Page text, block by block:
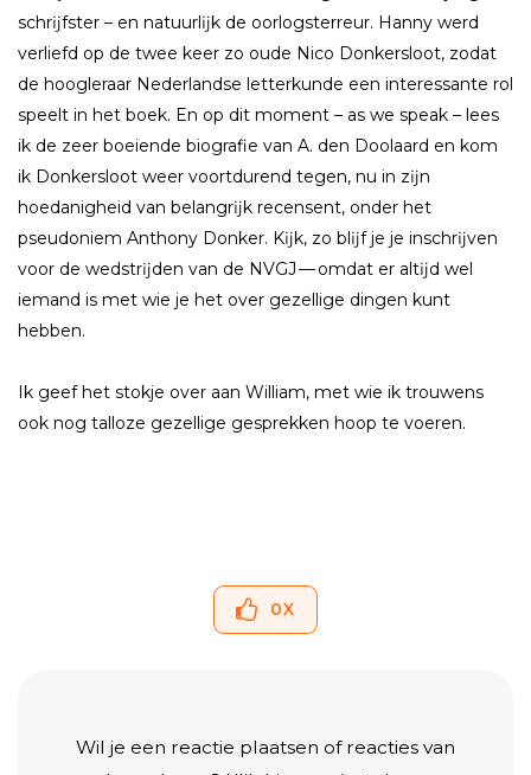
schrĳfster – en natuurlĳk de oorlogsterreur. Hanny werd
verliefd op de twee keer zo oude Nico Donkersloot, zodat
de hoogleraar Nederlandse letterkunde een interessante rol
speelt in het boek. En op dit moment – as we speak – lees
ik de zeer boeiende biografie van A. den Doolaard en kom
ik Donkersloot weer voortdurend tegen, nu in zĳn
hoedanigheid van belangrĳk recensent, onder het
pseudoniem Anthony Donker. Kĳk, zo blĳf je je inschrĳven
voor de wedstrĳden van de NVGJ — omdat er altĳd wel
iemand is met wie je het over gezellige dingen kunt
hebben.
Ik geef het stokje over aan William, met wie ik trouwens
ook nog talloze gezellige gesprekken hoop te voeren.
0X
Wil je een reactie plaatsen of reacties van